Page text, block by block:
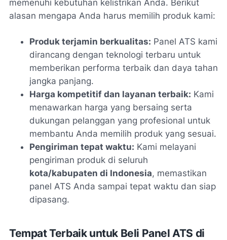
memenuhi kebutuhan kelistrikan Anda. Berikut
alasan mengapa Anda harus memilih produk kami:
Produk terjamin berkualitas: Panel ATS kami
dirancang dengan teknologi terbaru untuk
memberikan performa terbaik dan daya tahan
jangka panjang.
Harga kompetitif dan layanan terbaik: Kami
menawarkan harga yang bersaing serta
dukungan pelanggan yang profesional untuk
membantu Anda memilih produk yang sesuai.
Pengiriman tepat waktu: Kami melayani
pengiriman produk di seluruh
kota/kabupaten di Indonesia, memastikan
panel ATS Anda sampai tepat waktu dan siap
dipasang.
Tempat Terbaik untuk Beli Panel ATS di